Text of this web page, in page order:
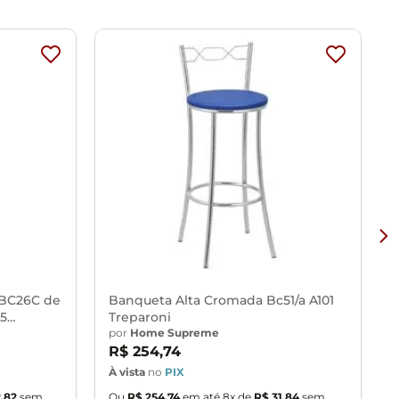
álcool ou solvente.
de cores do seu monitor.
de
Banqueta Alta Cromada Bc51/a A101
Treparoni
por Home Supreme
R$ 254,74
À vista no PIX